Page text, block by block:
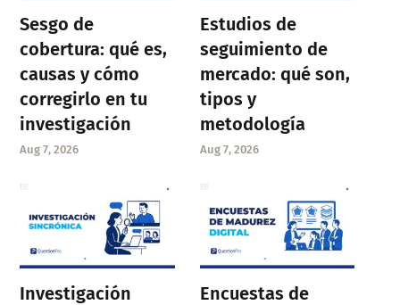
Sesgo de
cobertura: qué es,
causas y cómo
corregirlo en tu
investigación
Aug 7, 2026
Estudios de
seguimiento de
mercado: qué son,
tipos y
metodología
Aug 7, 2026
Investigación
Encuestas de